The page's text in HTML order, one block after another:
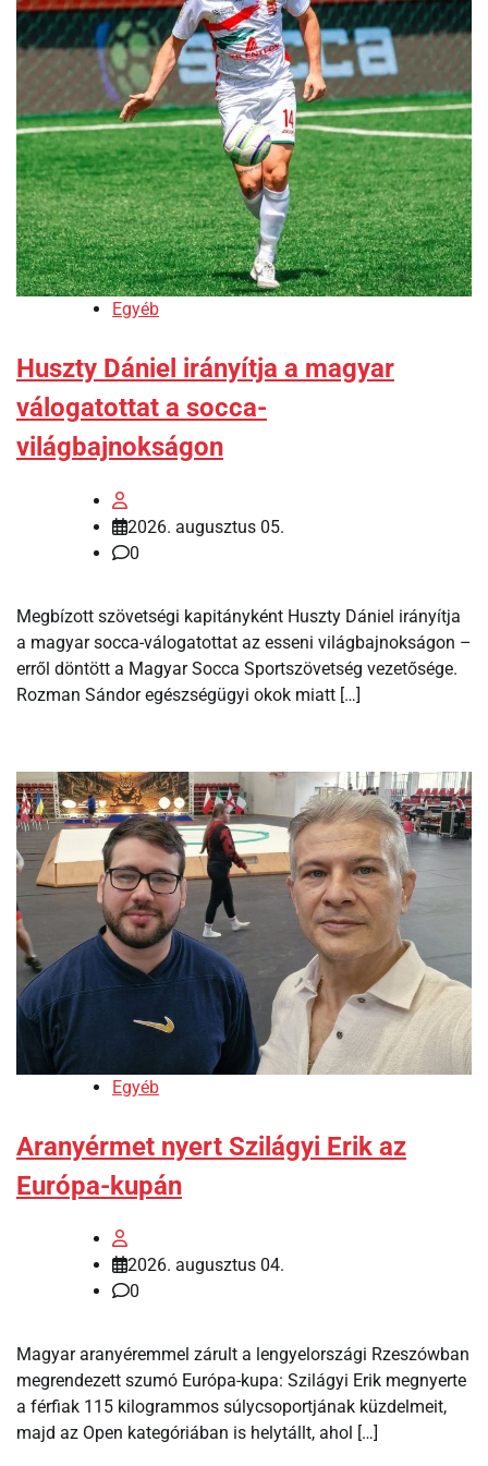
Egyéb
Huszty Dániel irányítja a magyar
válogatottat a socca-
világbajnokságon
2026. augusztus 05.
0
Megbízott szövetségi kapitányként Huszty Dániel irányítja
a magyar socca-válogatottat az esseni világbajnokságon –
erről döntött a Magyar Socca Sportszövetség vezetősége.
Rozman Sándor egészségügyi okok miatt […]
Egyéb
Aranyérmet nyert Szilágyi Erik az
Európa-kupán
2026. augusztus 04.
0
Magyar aranyéremmel zárult a lengyelországi Rzeszówban
megrendezett szumó Európa-kupa: Szilágyi Erik megnyerte
a férfiak 115 kilogrammos súlycsoportjának küzdelmeit,
majd az Open kategóriában is helytállt, ahol […]